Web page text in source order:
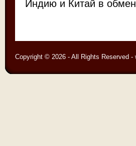
Индию и Китай в
Copyright © 2026 - All Rights Reserved -